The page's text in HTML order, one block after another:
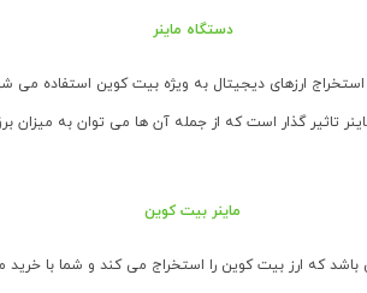
دستگاه ماینر
ارزهای دیجیتال به ویژه بیت کوین استفاده می
تاثیر گذار است که از جمله آن ها می توان به میزان
ماینر بیت کوین
باشد که ارز بیت کوین را استخراج می کند و شما با خرید